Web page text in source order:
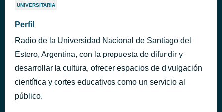
UNIVERSITARIA
Perfil
Radio de la Universidad Nacional de Santiago del
Estero, Argentina, con la propuesta de difundir y
desarrollar la cultura, ofrecer espacios de divulgación
científica y cortes educativos como un servicio al
público.